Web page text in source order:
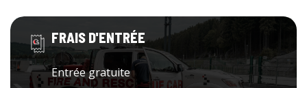
FRAIS D'ENTRÉE
Entrée gratuite